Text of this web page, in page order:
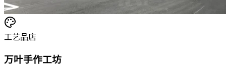
工艺品店
万叶手作工坊